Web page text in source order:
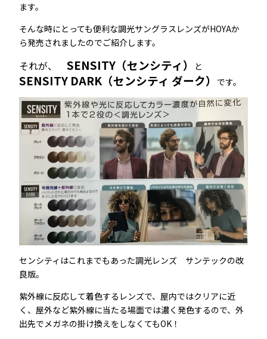
ます。
そんな時にとっても便利な調光サングラスレンズがHOYAか
ら発売されましたのでご紹介します。
それが、SENSITY（センシティ） と
SENSITY DARK（センシティ ダーク） です。
センシティはこれまでもあった調光レンズ サンテックの改
良版。
紫外線に反応して着色するレンズで、屋内ではクリアに近
く、屋外など紫外線に当たる場面では濃く発色するので、外
出先でメガネの掛け換えをしなくてもOK！